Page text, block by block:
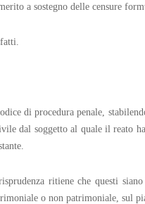
a sostegno delle censure
di procedura penale,
dal soggetto al quale il reato
ritiene che questi
o non patrimoniale, sul